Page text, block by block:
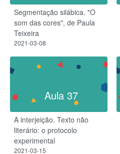
Segmentação silábica. "O
som das cores", de Paula
Teixeira
2021-03-08
Aula 37
A interjeição. Texto não
literário: o protocolo
experimental
2021-03-15